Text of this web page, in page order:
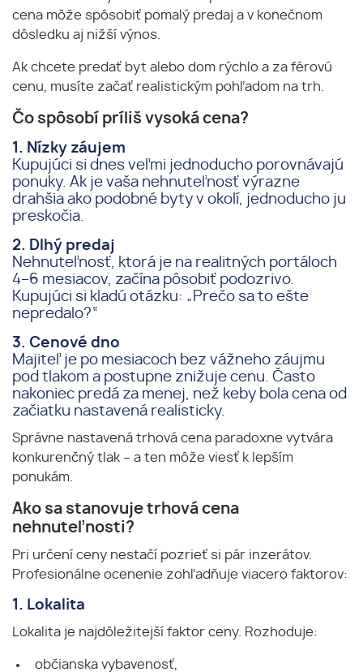
cena môže spôsobiť pomalý predaj a v konečnom
dôsledku aj nižší výnos.
Ak chcete predať byt alebo dom rýchlo a za férovú
cenu, musíte začať realistickým pohľadom na trh.
Čo spôsobí príliš vysoká cena?
1. Nízky záujem
Kupujúci si dnes veľmi jednoducho porovnávajú
ponuky. Ak je vaša nehnuteľnosť výrazne
drahšia ako podobné byty v okolí, jednoducho ju
preskočia.
2. Dlhý predaj
Nehnuteľnosť, ktorá je na realitných portáloch
4–6 mesiacov, začína pôsobiť podozrivo.
Kupujúci si kladú otázku: „Prečo sa to ešte
nepredalo?“
3. Cenové dno
Majiteľ je po mesiacoch bez vážneho záujmu
pod tlakom a postupne znižuje cenu. Často
nakoniec predá za menej, než keby bola cena od
začiatku nastavená realisticky.
Správne nastavená trhová cena paradoxne vytvára
konkurenčný tlak – a ten môže viesť k lepším
ponukám.
Ako sa stanovuje trhová cena
nehnuteľnosti?
Pri určení ceny nestačí pozrieť si pár inzerátov.
Profesionálne ocenenie zohľadňuje viacero faktorov:
1. Lokalita
Lokalita je najdôležitejší faktor ceny. Rozhoduje:
občianska vybavenosť,